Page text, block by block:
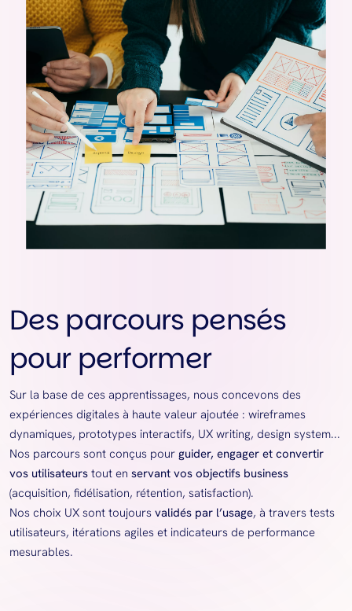
Des parcours pensés
pour performer
Sur la base de ces apprentissages, nous concevons des
expériences digitales à haute valeur ajoutée : wireframes
dynamiques, prototypes interactifs, UX writing, design system...
Nos parcours sont conçus pour guider, engager et convertir
vos utilisateurs tout en servant vos objectifs business
(acquisition, fidélisation, rétention, satisfaction).
Nos choix UX sont toujours validés par l’usage, à travers tests
utilisateurs, itérations agiles et indicateurs de performance
mesurables.